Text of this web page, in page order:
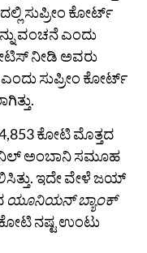
ಸುಪ್ರೀಂ ಕೋರ್ಟ್‌
ವಂಚನೆ ಎಂದು
ನೀಡಿ ಅವರು
ಸುಪ್ರೀಂ ಕೋರ್ಟ್‌
ಕೋಟಿ ಮೊತ್ತದ
ಅಂಬಾನಿ ಸಮೂಹ
ಇದೇ ವೇಳೆ ಜಯ್‌
ಯೂನಿಯನ್ ಬ್ಯಾಂಕ್
ನಷ್ಟ ಉಂಟು